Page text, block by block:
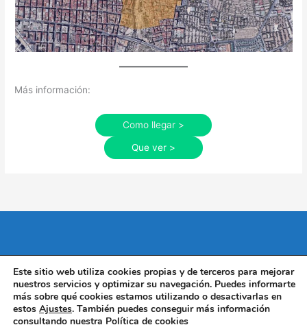
Más información:
Como llegar >
Que ver >
Web desarrollada por ETRES Consultores | ACCE © 2020
Aviso legal|Política de Privacidad|Política de Cookies
Este sitio web utiliza cookies propias y de terceros para mejorar
nuestros servicios y optimizar su navegación. Puedes informarte
más sobre qué cookies estamos utilizando o desactivarlas en
estos Ajustes. También puedes conseguir más información
consultando nuestra Política de cookies